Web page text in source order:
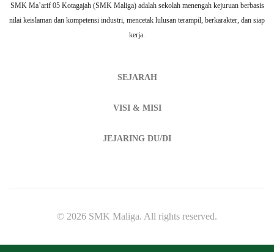
SMK Ma’arif 05 Kotagajah (SMK Maliga) adalah sekolah menengah kejuruan berbasis
nilai keislaman dan kompetensi industri, mencetak lulusan terampil, berkarakter, dan siap
kerja.
SEJARAH
VISI & MISI
JEJARING DU/DI
© 2026 SMK Maliga. All rights reserved.